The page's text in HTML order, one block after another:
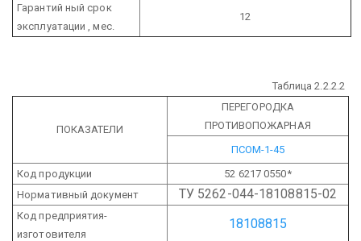
Гарантий ный срок
эксплуатации , мес.
12
Таблица 2.2.2.2
ПОКАЗАТЕЛИ
ПЕРЕГОРОДКА
ПРОТИВОПОЖАРНАЯ
ПСОМ-1-45
Код продукции
52 6217 0550*
Нормативный документ
ТУ 5262-044-18108815-02
Код предприятия-
изготовителя
18108815